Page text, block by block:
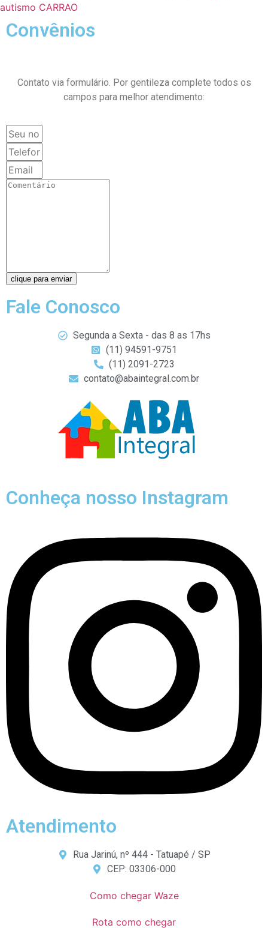
autismo CARRAO
Convênios
Contato via formulário. Por gentileza complete todos os
campos para melhor atendimento:
clique para enviar
Fale Conosco
Segunda a Sexta - das 8 as 17hs
(11) 94591-9751
(11) 2091-2723
contato@abaintegral.com.br
Conheça nosso Instagram
Atendimento
Rua Jarinú, nº 444 - Tatuapé / SP
CEP: 03306-000
Como chegar Waze
Rota como chegar